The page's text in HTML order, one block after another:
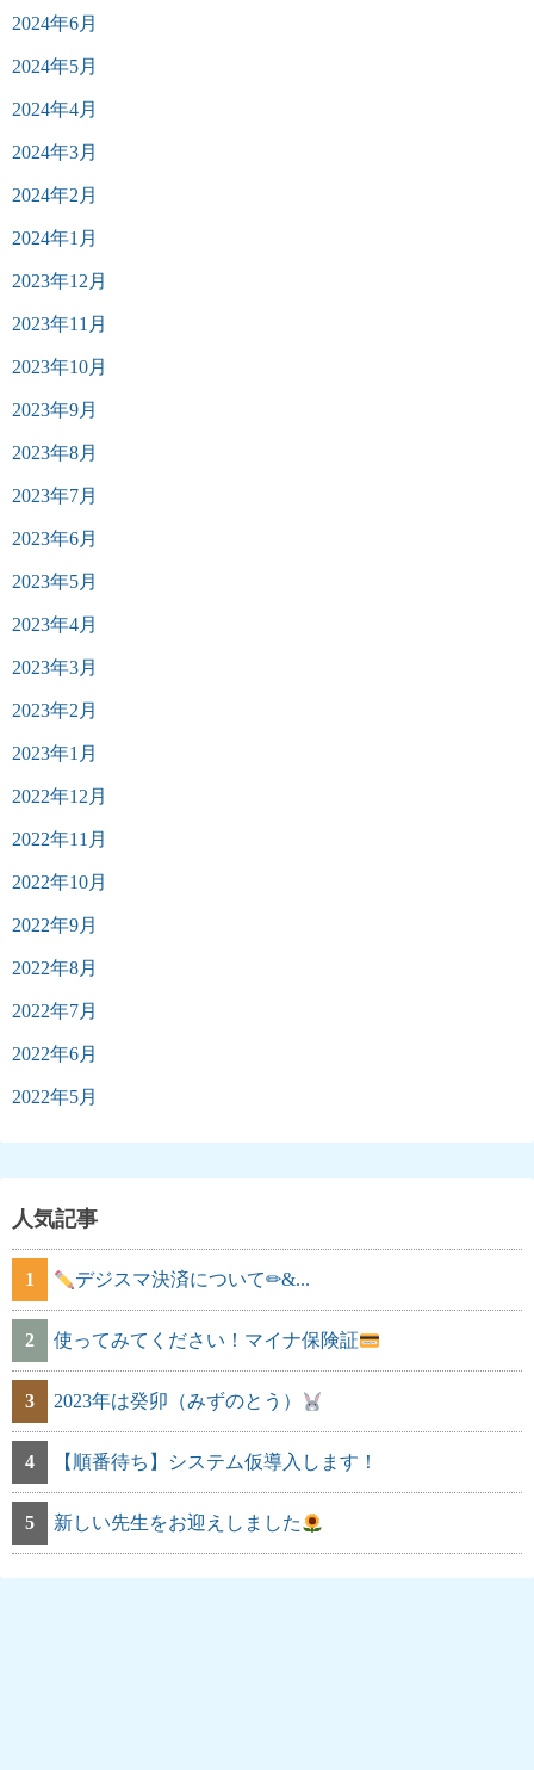
2024年6月
2024年5月
2024年4月
2024年3月
2024年2月
2024年1月
2023年12月
2023年11月
2023年10月
2023年9月
2023年8月
2023年7月
2023年6月
2023年5月
2023年4月
2023年3月
2023年2月
2023年1月
2022年12月
2022年11月
2022年10月
2022年9月
2022年8月
2022年7月
2022年6月
2022年5月
人気記事
1 デジスマ決済について✏&...
2 使ってみてください！マイナ保険証
3 2023年は癸卯（みずのとう）
4 【順番待ち】システム仮導入します！
5 新しい先生をお迎えしました